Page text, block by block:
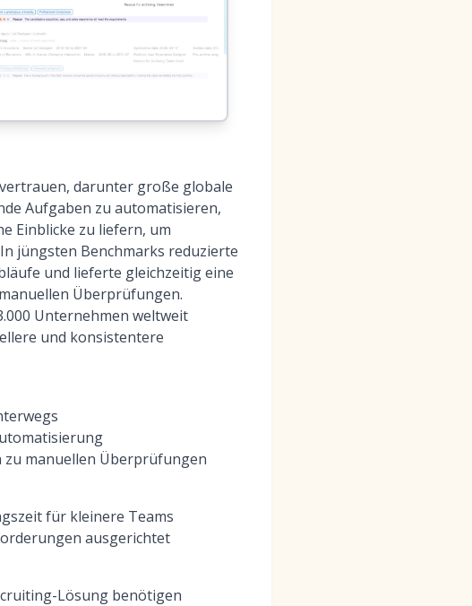
darunter große globale
Aufgaben zu automatisieren,
Einblicke zu liefern, um
jüngsten Benchmarks reduzierte
und lieferte gleichzeitig eine
Überprüfungen.
Unternehmen weltweit
und konsistentere
zu manuellen Überprüfungen
für kleinere Teams
ausgerichtet
Lösung benötigen